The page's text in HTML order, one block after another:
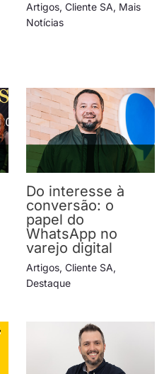
Artigos,Cliente SA, Mais
Notícias
Do interesse à
conversão: o
papel do
WhatsApp no
varejo digital
Artigos,Cliente SA,
Destaque